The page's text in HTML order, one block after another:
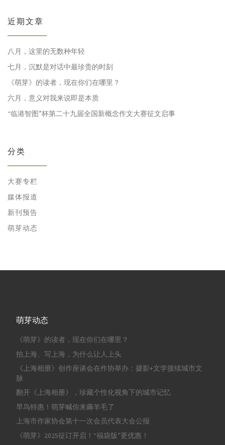
近期文章
八月，这里的无数种年轻
七月，沉默是对话中最珍贵的时刻
《萌芽》的读者，现在你们在哪里？
六月，意义对我来说即是本质
“临港智图”杯第二十九届全国新概念作文大赛征文启事
分类
大赛专栏
媒体报道
新刊预告
萌芽动态
萌芽动态
《萌芽》的读者，现在你们在哪里？
拍上海、写上海，为什么让人上头
《上海相册》创作座谈会在作协举办：摄影+文学接续城市文
脉
翻开《上海相册》，珍藏个性化视角下的城市记忆
早鸟特惠！萌芽喊你来薅羊毛了
上海市作家协会第十一次会员代表大会公报
《萌芽》2025征订开启！“福袋版”更优惠！